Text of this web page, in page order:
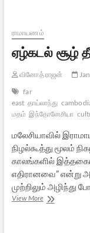
சேஷாத்ரி
சுவாமிகள்
ராமாயணம்
ஏழ்கடல் சூழ்
வினோத் ராஜன்
far
east தாய்லாந்து
மதம் இந்தோனேசியா
மலேசியாவில்
நிழல்கூத்து மூலம்
காலங்களில்
எதிரானவை” என்று
முற்றிலும் அழிந்து
View Moreஏழ்கடல்